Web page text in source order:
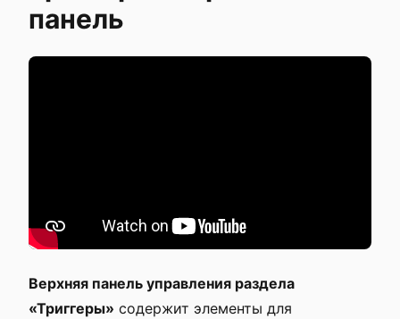
панель
Верхняя панель управления раздела
«Триггеры» содержит элементы для